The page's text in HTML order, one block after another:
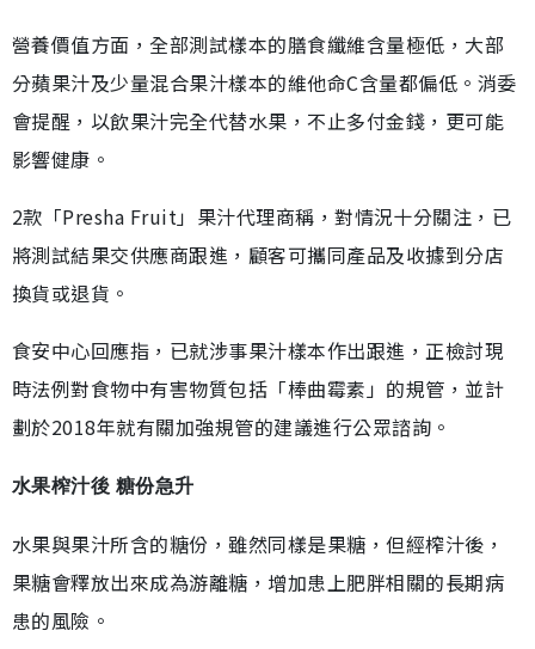
營養價值方面，全部測試樣本的膳食纖維含量極低，大部
分蘋果汁及少量混合果汁樣本的維他命C含量都偏低。消委
會提醒，以飲果汁完全代替水果，不止多付金錢，更可能
影響健康。
2款「Presha Fruit」果汁代理商稱，對情況十分關注，已
將測試結果交供應商跟進，顧客可攜同產品及收據到分店
換貨或退貨。
食安中心回應指，已就涉事果汁樣本作出跟進，正檢討現
時法例對食物中有害物質包括「棒曲霉素」的規管，並計
劃於2018年就有關加強規管的建議進行公眾諮詢。
水果榨汁後 糖份急升
水果與果汁所含的糖份，雖然同樣是果糖，但經榨汁後，
果糖會釋放出來成為游離糖，增加患上肥胖相關的長期病
患的風險。